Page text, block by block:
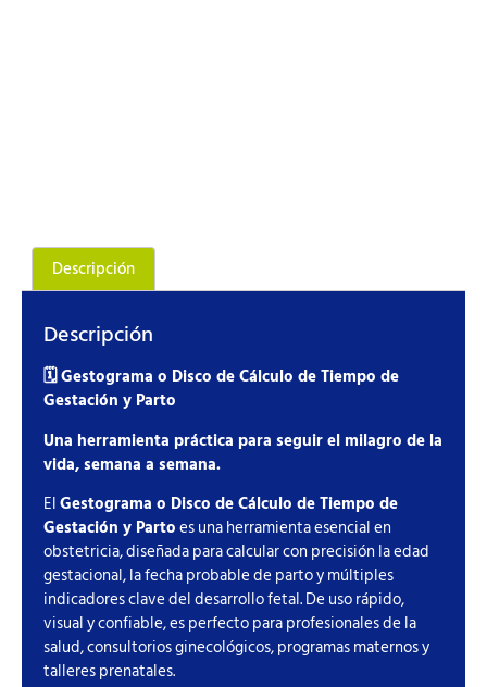
Descripción
Descripción
🗓️ Gestograma o Disco de Cálculo de Tiempo de
Gestación y Parto
Una herramienta práctica para seguir el milagro de la
vida, semana a semana.
ElGestograma o Disco de Cálculo de Tiempo de
Gestación y Partoes una herramienta esencial en
obstetricia, diseñada para calcular con precisión la edad
gestacional, la fecha probable de parto y múltiples
indicadores clave del desarrollo fetal. De uso rápido,
visual y confiable, es perfecto para profesionales de la
salud, consultorios ginecológicos, programas maternos y
talleres prenatales.